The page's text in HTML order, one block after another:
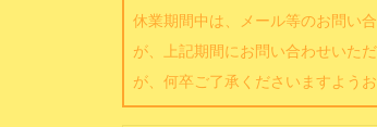
休業期間中は、メール等のお問い
が、上記期間にお問い合わせいた
が、何卒ご了承くださいますようお